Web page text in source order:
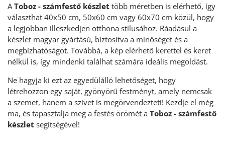
A Toboz - számfestő készlet több méretben is elérhető, így
választhat 40x50 cm, 50x60 cm vagy 60x70 cm közül, hogy
a legjobban illeszkedjen otthona stílusához. Ráadásul a
készlet magyar gyártású, biztosítva a minőséget és a
megbízhatóságot. Továbbá, a kép elérhető kerettel és keret
nélkül is, így mindenki találhat számára ideális megoldást.
Ne hagyja ki ezt az egyedülálló lehetőséget, hogy
létrehozzon egy saját, gyönyörű festményt, amely nemcsak
a szemet, hanem a szívet is megörvendezteti! Kezdje el még
ma, és tapasztalja meg a festés örömét a Toboz - számfestő
készlet segítségével!